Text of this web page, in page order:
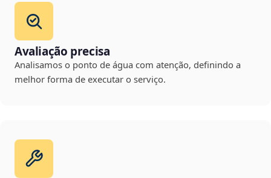
Avaliação precisa
Analisamos o ponto de água com atenção, definindo a
melhor forma de executar o serviço.